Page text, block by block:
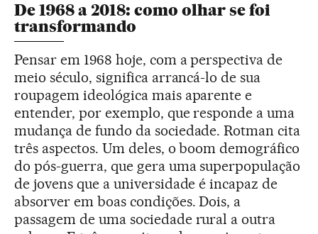
De 1968 a 2018: como olhar se foi
transformando
Pensar em 1968 hoje, com a perspectiva de
meio século, significa arrancá-lo de sua
roupagem ideológica mais aparente e
entender, por exemplo, que responde a uma
mudança de fundo da sociedade. Rotman cita
três aspectos. Um deles, o boom demográfico
do pós-guerra, que gera uma superpopulação
de jovens que a universidade é incapaz de
absorver em boas condições. Dois, a
passagem de uma sociedade rural a outra